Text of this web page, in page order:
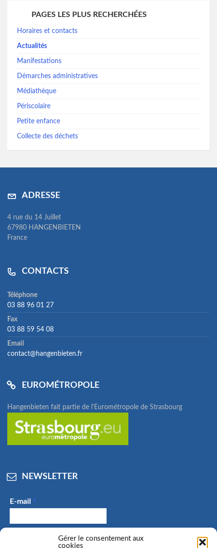
Gérer le consentement aux
cookies
PAGES LES PLUS RECHERCHÉES
Horaires et contacts
Actualités
Manifestations
Démarches administratives
Médiathèque
Périscolaire
Petite enfance
Collecte des déchets
ADRESSE
4 rue du 14 Juillet
67980 HANGENBIETEN
France
CONTACTS
Téléphone
03 88 96 01 27
Fax
03 88 59 54 08
Email
contact@hangenbieten.fr
EUROMÉTROPOLE
Hangenbieten fait partie de l'Eurométropole de Strasbourg
NEWSLETTER
E-mail *
J'accepte de recevoir des e-mails et confirme avoir